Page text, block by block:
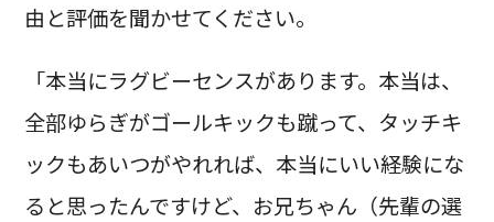
由と評価を聞かせてください。
「本当にラグビーセンスがあります。本当は、
全部ゆらぎがゴールキックも蹴って、タッチキ
ックもあいつがやれれば、本当にいい経験にな
ると思ったんですけど、お兄ちゃん（先輩の選